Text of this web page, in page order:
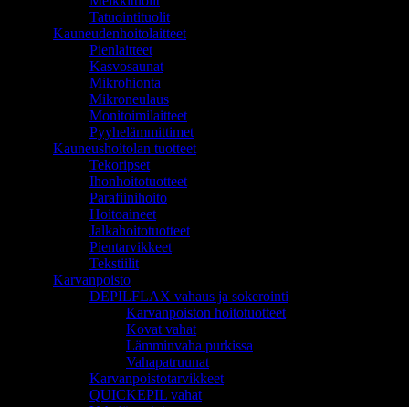
Tatuointituolit
Kauneudenhoitolaitteet
Pienlaitteet
Kasvosaunat
Mikrohionta
Mikroneulaus
Monitoimilaitteet
Pyyhelämmittimet
Kauneushoitolan tuotteet
Tekoripset
Ihonhoitotuotteet
Parafiinihoito
Hoitoaineet
Jalkahoitotuotteet
Pientarvikkeet
Tekstiilit
Karvanpoisto
DEPILFLAX vahaus ja sokerointi
Karvanpoiston hoitotuotteet
Kovat vahat
Lämminvaha purkissa
Vahapatruunat
Karvanpoistotarvikkeet
QUICKEPIL vahat